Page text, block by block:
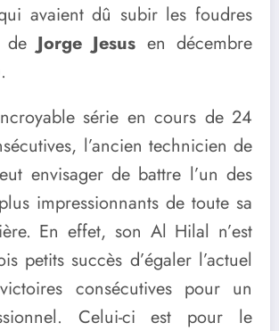
avaient dû subir les foudres
Jorge Jesus en décembre
série en cours de 24
l’ancien technicien de
envisager de battre l’un des
impressionnants de toute sa
En effet, son Al Hilal n’est
petits succès d’égaler l’actuel
consécutives pour un
Celui-ci est pour le